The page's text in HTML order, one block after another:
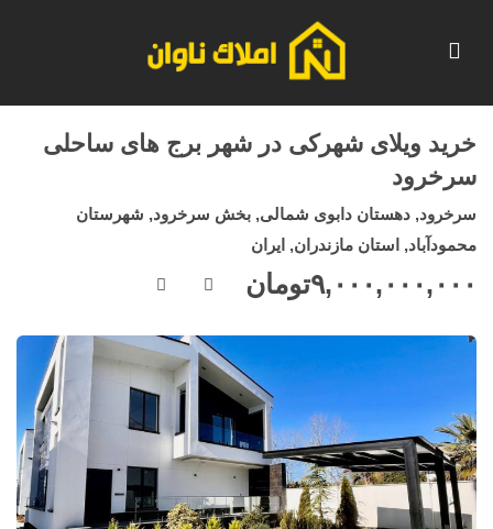
خرید ویلای شهرکی در شهر برج های ساحلی
سرخرود
سرخرود, دهستان دابوی شمالی, بخش سرخرود, شهرستان
محمودآباد, استان مازندران, ایران
۹,۰۰۰,۰۰۰,۰۰۰تومان